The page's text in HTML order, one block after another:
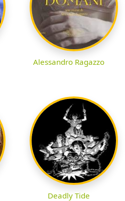
Alessandro Ragazzo
Deadly Tide